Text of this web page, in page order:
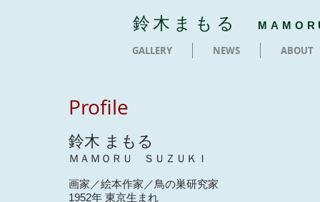
鈴木まもる
GALLERY NEWS ABOUT
Profile
鈴木 まもる
ＭＡＭＯＲＵ ＳＵＺＵＫＩ
画家／絵本作家／鳥の巣研究家
1952年 東京生まれ